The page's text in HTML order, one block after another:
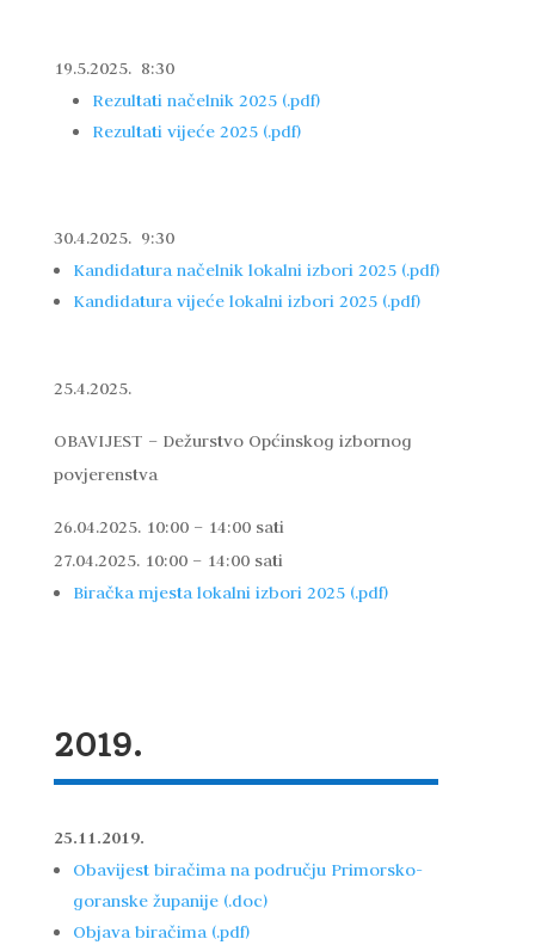
19.5.2025. 8:30
Rezultati načelnik 2025 (.pdf)
Rezultati vijeće 2025 (.pdf)
30.4.2025. 9:30
Kandidatura načelnik lokalni izbori 2025 (.pdf)
Kandidatura vijeće lokalni izbori 2025 (.pdf)
25.4.2025.
OBAVIJEST – Dežurstvo Općinskog izbornog
povjerenstva
26.04.2025. 10:00 – 14:00 sati
27.04.2025. 10:00 – 14:00 sati
Biračka mjesta lokalni izbori 2025 (.pdf)
2019.
25.11.2019.
Obavijest biračima na području Primorsko-
goranske županije (.doc)
Objava biračima (.pdf)